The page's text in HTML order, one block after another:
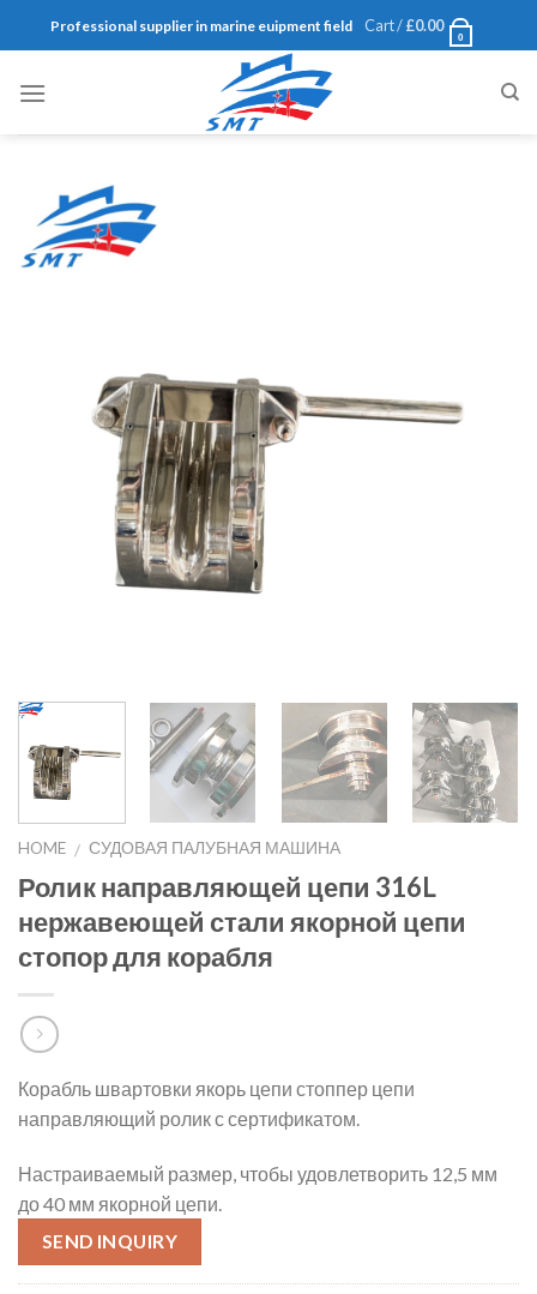
Professional supplier in marine euipment field Cart /£0.00
0
HOME / СУДОВАЯ ПАЛУБНАЯ МАШИНА
Ролик направляющей цепи 316L
нержавеющей стали якорной цепи
стопор для корабля
Корабль швартовки якорь цепи стоппер цепи
направляющий ролик с сертификатом.
Настраиваемый размер, чтобы удовлетворить 12,5 мм
до 40 мм якорной цепи.
SEND INQUIRY